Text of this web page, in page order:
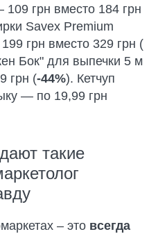
грн вместо 184 грн
Savex Premium
грн вместо 329 грн (
Бок" для выпечки 5 м
грн (-44%). Кетчуп
— по 19,99 грн
такие
– это всегда